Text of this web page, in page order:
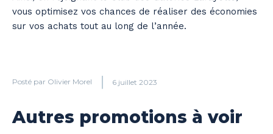
vous optimisez vos chances de réaliser des économies
sur vos achats tout au long de l’année.
Posté par Olivier Morel 6 juillet 2023
Autres promotions à voir